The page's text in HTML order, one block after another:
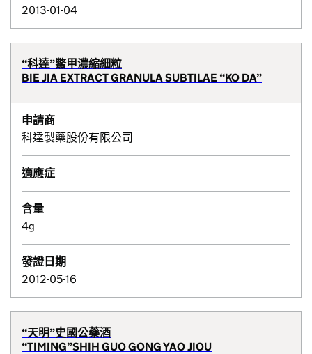
2013-01-04
“科達”鱉甲濃縮細粒
BIE JIA EXTRACT GRANULA SUBTILAE “KO DA”
申請商
科達製藥股份有限公司
適應症
含量
4g
發證日期
2012-05-16
“天明”史國公藥酒
“TIMING”SHIH GUO GONG YAO JIOU